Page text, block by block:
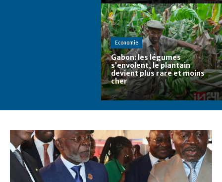
Economie
Gabon: les légumes
s’envolent, le plantain
devient plus rare et moins
cher